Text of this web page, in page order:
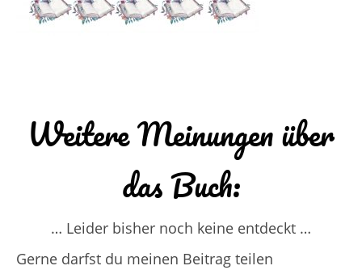
Weitere Meinungen über
das Buch:
… Leider bisher noch keine entdeckt …
Gerne darfst du meinen Beitrag teilen